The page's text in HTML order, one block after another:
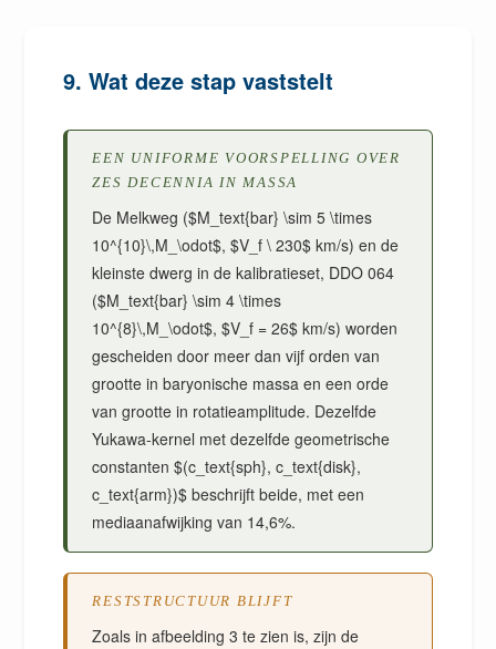
9. Wat deze stap vaststelt
EEN UNIFORME VOORSPELLING OVER
ZES DECENNIA IN MASSA
De Melkweg ($M_text{bar} \sim 5 \times
10^{10}\,M_\odot$, $V_f \ 230$ km/s) en de
kleinste dwerg in de kalibratieset, DDO 064
($M_text{bar} \sim 4 \times
10^{8}\,M_\odot$, $V_f = 26$ km/s) worden
gescheiden door meer dan vijf orden van
grootte in baryonische massa en een orde
van grootte in rotatieamplitude. Dezelfde
Yukawa-kernel met dezelfde geometrische
constanten $(c_text{sph}, c_text{disk},
c_text{arm})$ beschrijft beide, met een
mediaanafwijking van 14,6%.
RESTSTRUCTUUR BLIJFT
Zoals in afbeelding 3 te zien is, zijn de